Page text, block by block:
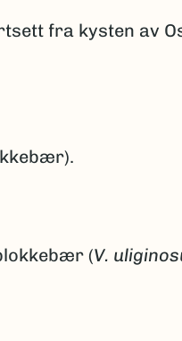
fra kysten av
(V.